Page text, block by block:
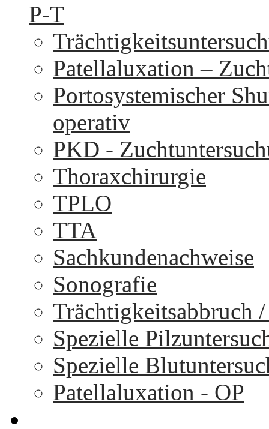
P-T
Patellaluxation –
Portosystemischer
operativ
PKD -
Thoraxchirurgie
TPLO
TTA
Sachkundenachweise
Sonografie
Trächtigkeitsabbruch
Spezielle
Spezielle
Patellaluxation - OP